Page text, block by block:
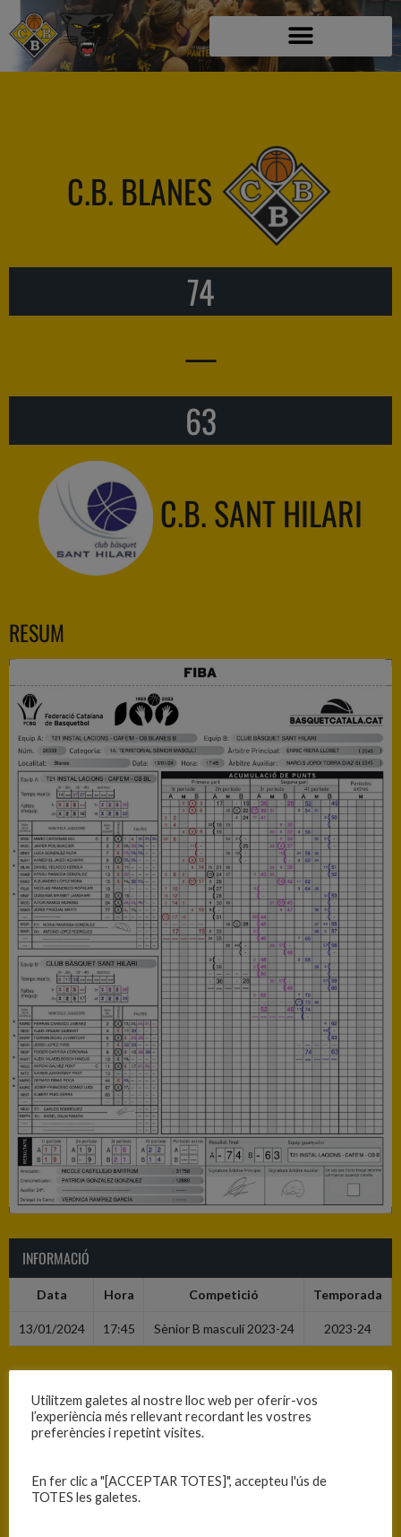
C.B. BLANES
74
—
63
C.B. SANT HILARI
RESUM
INFORMACIÓ
Data Hora Competició Temporada
13/01/2024 17:45 Sènior B masculí 2023-24 2023-24
RESULTATS
Equip
C.B. Sant Hilari
Utilitzem galetes al nostre lloc web per oferir-vos
l’experiència més rellevant recordant les vostres
preferències i repetint visites.
En fer clic a "[ACCEPTAR TOTES]", accepteu l'ús de
TOTES les galetes.